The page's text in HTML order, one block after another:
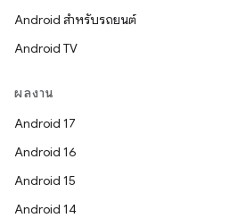
Android สำหรับรถยนต์
Android TV
ผลงาน
Android 17
Android 16
Android 15
Android 14